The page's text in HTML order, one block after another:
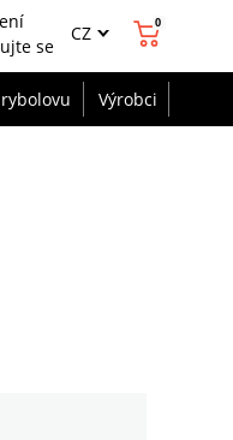
se
CZ 0
Výrobci